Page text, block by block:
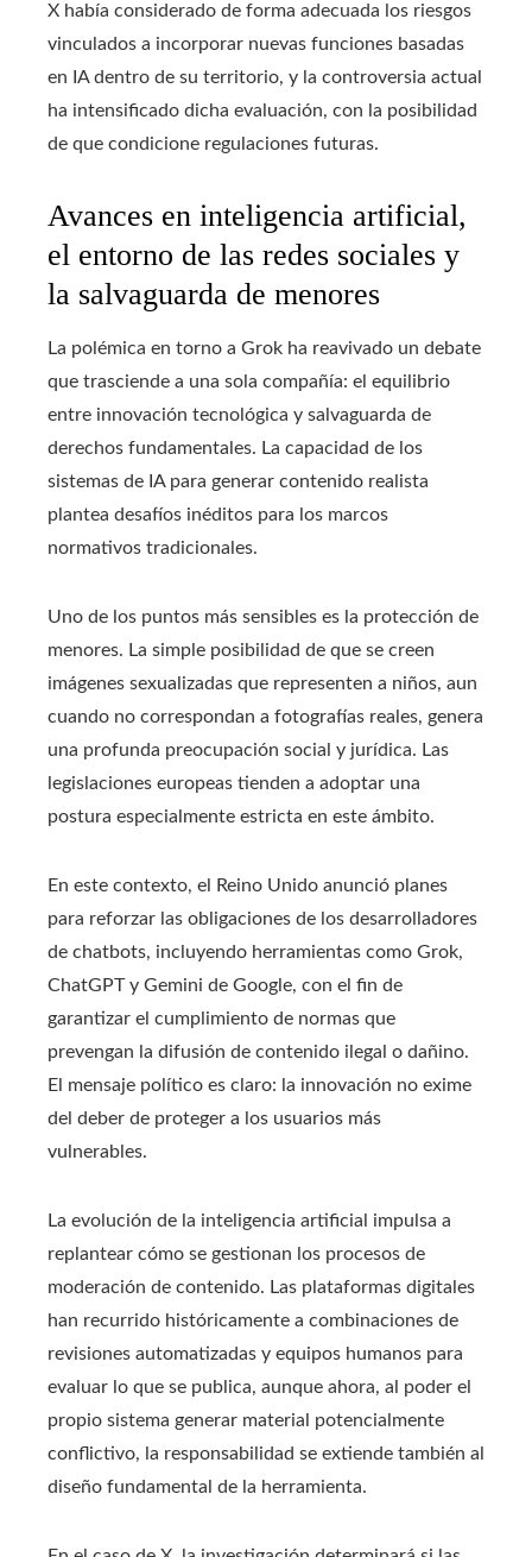
X había considerado de forma adecuada los riesgos
vinculados a incorporar nuevas funciones basadas
en IA dentro de su territorio, y la controversia actual
ha intensificado dicha evaluación, con la posibilidad
de que condicione regulaciones futuras.
Avances en inteligencia artificial,
el entorno de las redes sociales y
la salvaguarda de menores
La polémica en torno a Grok ha reavivado un debate
que trasciende a una sola compañía: el equilibrio
entre innovación tecnológica y salvaguarda de
derechos fundamentales. La capacidad de los
sistemas de IA para generar contenido realista
plantea desafíos inéditos para los marcos
normativos tradicionales.
Uno de los puntos más sensibles es la protección de
menores. La simple posibilidad de que se creen
imágenes sexualizadas que representen a niños, aun
cuando no correspondan a fotografías reales, genera
una profunda preocupación social y jurídica. Las
legislaciones europeas tienden a adoptar una
postura especialmente estricta en este ámbito.
En este contexto, el Reino Unido anunció planes
para reforzar las obligaciones de los desarrolladores
de chatbots, incluyendo herramientas como Grok,
ChatGPT y Gemini de Google, con el fin de
garantizar el cumplimiento de normas que
prevengan la difusión de contenido ilegal o dañino.
El mensaje político es claro: la innovación no exime
del deber de proteger a los usuarios más
vulnerables.
La evolución de la inteligencia artificial impulsa a
replantear cómo se gestionan los procesos de
moderación de contenido. Las plataformas digitales
han recurrido históricamente a combinaciones de
revisiones automatizadas y equipos humanos para
evaluar lo que se publica, aunque ahora, al poder el
propio sistema generar material potencialmente
conflictivo, la responsabilidad se extiende también al
diseño fundamental de la herramienta.